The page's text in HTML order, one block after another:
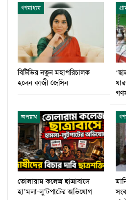
গণমাধ্যম
বিটিভির নতুন মহাপরিচালক
হলেন কাজী জেসিন
অপরাধ
তোলারাম কলেজ ছাত্রাবাসে
হা’মলা-লু’টপাটের অভিযোগ